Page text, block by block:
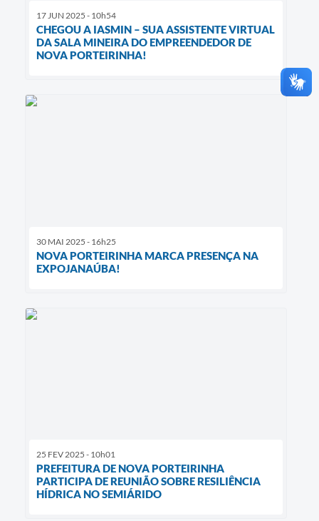
17 JUN 2025 - 10h54
CHEGOU A IASMIN – SUA ASSISTENTE VIRTUAL
DA SALA MINEIRA DO EMPREENDEDOR DE
NOVA PORTEIRINHA!
30 MAI 2025 - 16h25
NOVA PORTEIRINHA MARCA PRESENÇA NA
EXPOJANAÚBA!
25 FEV 2025 - 10h01
PREFEITURA DE NOVA PORTEIRINHA
PARTICIPA DE REUNIÃO SOBRE RESILIÊNCIA
HÍDRICA NO SEMIÁRIDO